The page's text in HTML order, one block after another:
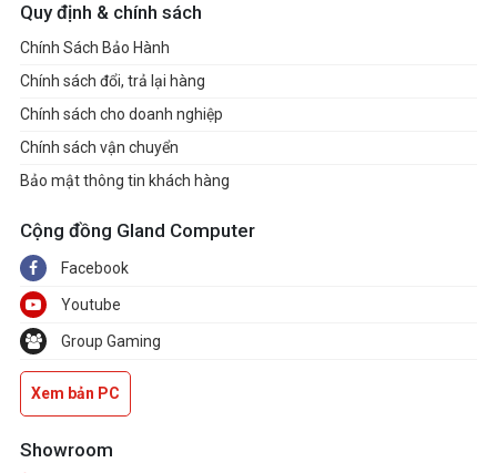
Quy định & chính sách
Chính Sách Bảo Hành
Chính sách đổi, trả lại hàng
Chính sách cho doanh nghiệp
Chính sách vận chuyển
Bảo mật thông tin khách hàng
Cộng đồng Gland Computer
Facebook
Youtube
Group Gaming
Xem bản PC
Showroom